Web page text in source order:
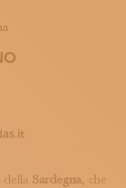
della Sardegna, che